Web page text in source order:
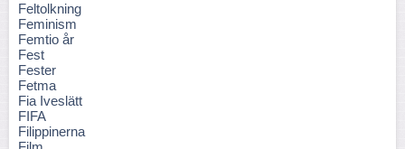
Feltolkning
Feminism
Femtio år
Fest
Fester
Fetma
Fia Iveslätt
FIFA
Filippinerna